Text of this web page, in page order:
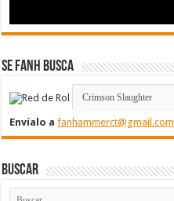
Se FanH Busca
Envíalo afanhammerct@gmail.com
Buscar